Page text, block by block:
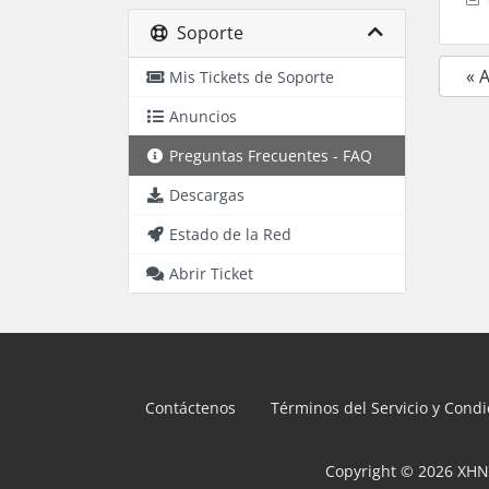
Soporte
Mis Tickets de Soporte
Anuncios
Preguntas Frecuentes - FAQ
Descargas
Estado de la Red
Abrir Ticket
«
Contáctenos Términos del Servicio y
Copyright © 2026